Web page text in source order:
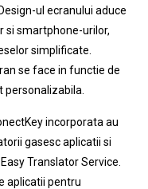
ul ecranului aduce
si smartphone-urilor,
simplificate.
se face in functie de
incorporata au
gasesc aplicatii si
Translator Service.
aplicatii pentru